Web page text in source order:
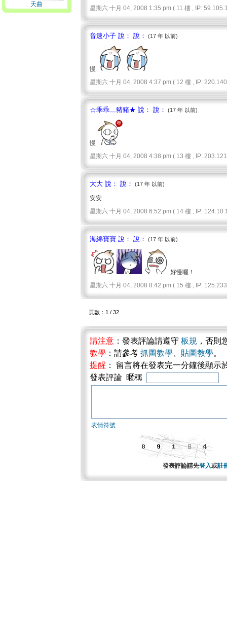
天曲
星期六 十月 04, 2008 1:35 pm ( 11 樓 , IP:
音速小子 說： 說： (17 年 以前)
慢
星期六 十月 04, 2008 4:37 pm ( 12 樓 , IP:
☆乖乖﹏豬豬★ 說： 說： (17 年 以前)
慢
星期六 十月 04, 2008 4:38 pm ( 13 樓 , IP:
大大 說： 說： (17 年 以前)
安安
星期六 十月 04, 2008 6:52 pm ( 14 樓 , IP:
海綿寶寶 說： 說： (17 年 以前)
好慢喔！
星期六 十月 04, 2008 8:42 pm ( 15 樓 , IP:
頁數：1 / 32
請注意 ：發表評論請遵守 板規 ，否則
教學 ：請參考 抓圖教學 貼圖教學。
提醒 ： 留言將在發表完一分鐘後顯
發表評論 暱稱
表情符號
發表評論請先登入或註